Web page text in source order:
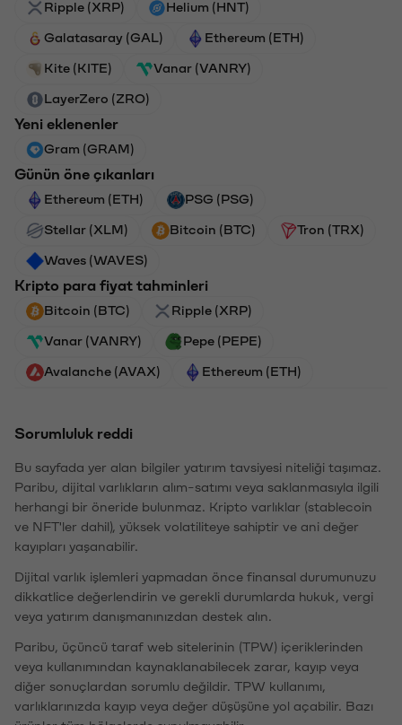
Ripple (XRP) Helium (HNT)
Galatasaray (GAL) Ethereum (ETH)
Kite (KITE) Vanar (VANRY)
LayerZero (ZRO)
Yeni eklenenler
Gram (GRAM)
Günün öne çıkanları
Ethereum (ETH) PSG (PSG)
Stellar (XLM) Bitcoin (BTC) Tron (TRX)
Waves (WAVES)
Kripto para fiyat tahminleri
Bitcoin (BTC) Ripple (XRP)
Vanar (VANRY) Pepe (PEPE)
Avalanche (AVAX) Ethereum (ETH)
Sorumluluk reddi
Bu sayfada yer alan bilgiler yatırım tavsiyesi niteliği taşımaz.
Paribu, dijital varlıkların alım-satımı veya saklanmasıyla ilgili
herhangi bir öneride bulunmaz. Kripto varlıklar (stablecoin
ve NFT'ler dahil), yüksek volatiliteye sahiptir ve ani değer
kayıpları yaşanabilir.
Dijital varlık işlemleri yapmadan önce finansal durumunuzu
dikkatlice değerlendirin ve gerekli durumlarda hukuk, vergi
veya yatırım danışmanınızdan destek alın.
Paribu, üçüncü taraf web sitelerinin (TPW) içeriklerinden
veya kullanımından kaynaklanabilecek zarar, kayıp veya
diğer sonuçlardan sorumlu değildir. TPW kullanımı,
varlıklarınızda kayıp veya değer düşüşüne yol açabilir. Bazı